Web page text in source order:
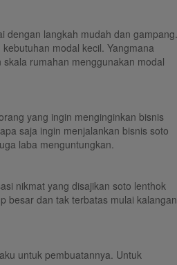
dengan langkah mudah dan gampang.
modal kecil. Yangmana
rumahan menggunakan modal
yang ingin menginginkan bisnis
saja ingin menjalankan bisnis soto
laba menguntungkan.
nikmat yang disajikan soto lenthok
besar dan tak terbatas mulai kalangan
untuk pembuatannya. Untuk